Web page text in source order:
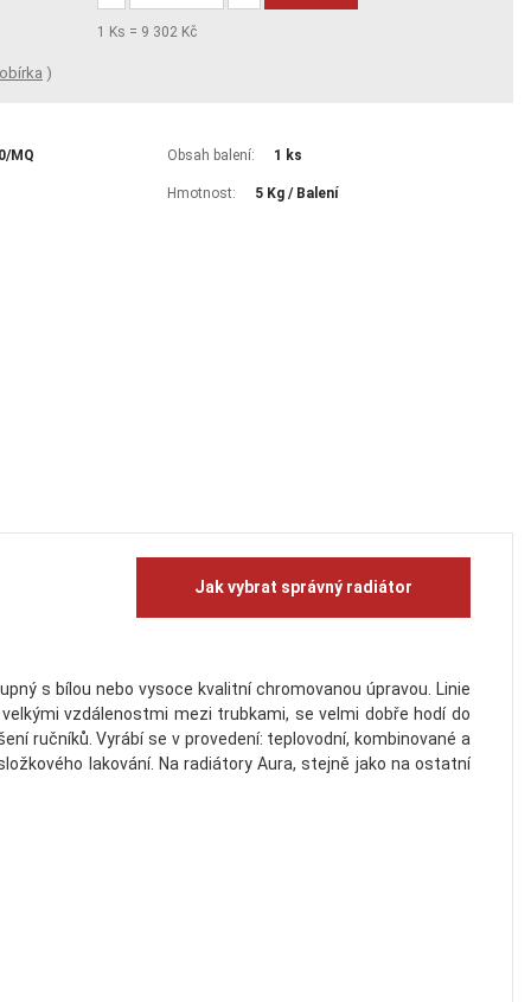
1 Ks = 9 302 Kč
)
MQ Obsah balení: 1 ks
Hmotnost: 5 Kg / Balení
Jak vybrat správný radiátor
s bílou nebo vysoce kvalitní chromovanou úpravou. Linie
vzdálenostmi mezi trubkami, se velmi dobře hodí do
ručníků. Vyrábí se v provedení: teplovodní, kombinované a
lakování. Na radiátory Aura, stejně jako na ostatní